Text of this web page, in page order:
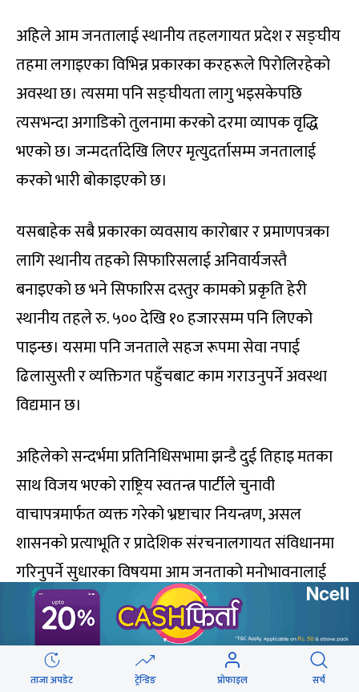
अहिले आम जनतालाई स्थानीय तहलगायत प्रदेश र सङ्घीय
तहमा लगाइएका विभिन्न प्रकारका करहरूले पिरोलिरहेको
अवस्था छ। त्यसमा पनि सङ्घीयता लागु भइसकेपछि
त्यसभन्दा अगाडिको तुलनामा करको दरमा व्यापक वृद्धि
भएको छ। जन्मदर्तादेखि लिएर मृत्युदर्तासम्म जनतालाई
करको भारी बोकाइएको छ।
यसबाहेक सबै प्रकारका व्यवसाय कारोबार र प्रमाणपत्रका
लागि स्थानीय तहको सिफारिसलाई अनिवार्यजस्तै
बनाइएको छ भने सिफारिस दस्तुर कामको प्रकृति हेरी
स्थानीय तहले रु. ५०० देखि १० हजारसम्म पनि लिएको
पाइन्छ। यसमा पनि जनताले सहज रूपमा सेवा नपाई
ढिलासुस्ती र व्यक्तिगत पहुँचबाट काम गराउनुपर्ने अवस्था
विद्यमान छ।
अहिलेको सन्दर्भमा प्रतिनिधिसभामा झन्डै दुई तिहाइ मतका
साथ विजय भएको राष्ट्रिय स्वतन्त्र पार्टीले चुनावी
वाचापत्रमार्फत व्यक्त गरेको भ्रष्टाचार नियन्त्रण, असल
शासनको प्रत्याभूति र प्रादेशिक संरचनालगायत संविधानमा
गरिनुपर्ने सुधारका विषयमा आम जनताको मनोभावनालाई
बुझी नवगठित सरकारले महत्त्वपूर्ण कदम उठाउनेछ भनी
आशा गर्न सकिन्छ।
ताजा अपडेट ट्रेन्डिङ प्रोफाइल सर्च